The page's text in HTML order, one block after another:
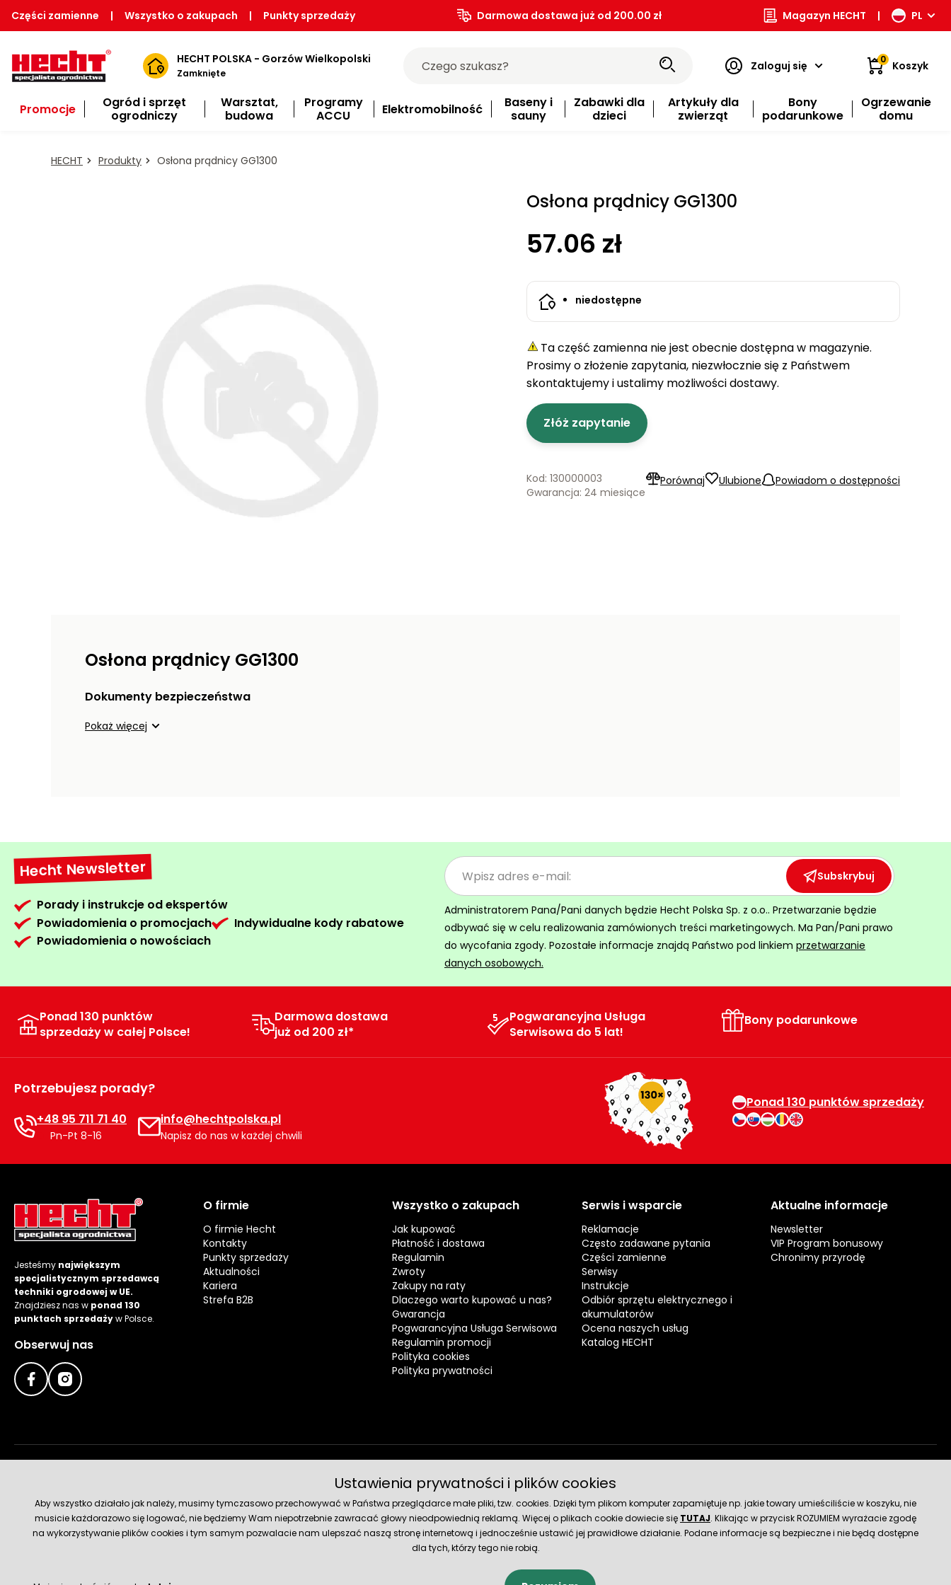
Części zamienne | Wszystko o zakupach | Punkty sprzedaży Darmowa dostawa już od 200.00 zł Magazyn HECHT | PL
HECHT POLSKA - Gorzów Wielkopolski
Zamknięte
Zaloguj się 0 Koszyk
Promocje
Ogród i sprzęt
ogrodniczy
Warsztat,
budowa
Programy
ACCU
Elektromobilność
Baseny i
sauny
Zabawki dla
dzieci
Artykuły dla
zwierząt
Bony
podarunkowe
Ogrzewanie
domu
HECHT Produkty Osłona prądnicy GG1300
Osłona prądnicy GG1300
57.06 zł
niedostępne
Ta część zamienna nie jest obecnie dostępna w magazynie.
Prosimy o złożenie zapytania, niezwłocznie się z Państwem
skontaktujemy i ustalimy możliwości dostawy.
Złóż zapytanie
Porównaj Ulubione Powiadom o dostępności
Kod: 130000003
Gwarancja: 24 miesiące
Osłona prądnicy GG1300
Dokumenty bezpieczeństwa
Pokaż więcej
Hecht Newsletter
Porady i instrukcje od ekspertów
Powiadomienia o promocjach
Indywidualne kody rabatowe
Powiadomienia o nowościach
Subskrybuj
Administratorem Pana/Pani danych będzie Hecht Polska Sp. z o.o.. Przetwarzanie będzie
odbywać się w celu realizowania zamówionych treści marketingowych. Ma Pan/Pani prawo
do wycofania zgody. Pozostałe informacje znajdą Państwo pod linkiem przetwarzanie
danych osobowych.
Ponad 130 punktów
sprzedaży w całej Polsce!
Darmowa dostawa
już od 200 zł*
Pogwarancyjna Usługa
Serwisowa do 5 lat!
Bony podarunkowe
Potrzebujesz porady?
+48 95 711 71 40
Pn-Pt 8-16
info@hechtpolska.pl
Napisz do nas w każdej chwili
Ponad 130 punktów sprzedaży
Jesteśmy największym
specjalistycznym sprzedawcą
techniki ogrodowej w UE.
Znajdziesz nas w ponad 130
punktach sprzedażyw Polsce.
Obserwuj nas
O firmie
O firmie Hecht
Kontakty
Punkty sprzedaży
Aktualności
Kariera
Strefa B2B
Wszystko o zakupach
Jak kupować
Płatność i dostawa
Regulamin
Zwroty
Zakupy na raty
Dlaczego warto kupować u nas?
Gwarancja
Pogwarancyjna Usługa Serwisowa
Regulamin promocji
Polityka cookies
Polityka prywatności
Serwis i wsparcie
Reklamacje
Często zadawane pytania
Części zamienne
Serwisy
Instrukcje
Odbiór sprzętu elektrycznego i
akumulatorów
Ocena naszych usług
Katalog HECHT
Aktualne informacje
Newsletter
VIP Program bonusowy
Chronimy przyrodę
Metody dostawy
Ustawienia prywatności i plików cookies
Aby wszystko działało jak należy, musimy tymczasowo przechowywać w Państwa przeglądarce małe pliki, tzw. cookies. Dzięki tym plikom komputer zapamiętuje np. jakie towary umieściliście w koszyku, nie
musicie każdorazowo się logować, nie będziemy Wam niepotrzebnie zawracać głowy nieodpowiednią reklamą. Więcej o plikach cookie dowiecie się TUTAJ. Klikając w przycisk ROZUMIEM wyrażacie zgodę
na wykorzystywanie plików cookies i tym samym pozwalacie nam ulepszać naszą stronę internetową i jednocześnie ustawić jej prawidłowe działanie. Podane informacje są bezpieczne i nie będą dostępne
dla tych, którzy tego nie robią.